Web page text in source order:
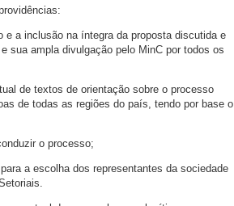
e a inclusão na íntegra da proposta discutida e
sua ampla divulgação pelo MinC por todos os
de textos de orientação sobre o processo
de todas as regiões do país, tendo por base o
o processo;
a escolha dos representantes da sociedade